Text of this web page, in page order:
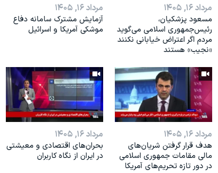
مرداد ۱۶, ۱۴۰۵
مسعود پزشکیان،
رئيس‌جمهوری اسلامی می‌گوید
مردم اگر اعتراض خیابانی نکنند
«نجیب» هستند
مرداد ۱۶, ۱۴۰۵
آزمایش مشترک سامانه دفاع
موشکی آمریکا و اسرائیل
مرداد ۱۶, ۱۴۰۵
هدف قرار گرفتن شریان‌های
مالی مقامات جمهوری اسلامی
در دور تازه تحریم‌های آمریکا
مرداد ۱۶, ۱۴۰۵
بحران‌های اقتصادی و معیشتی
در ایران از نگاه کاربران